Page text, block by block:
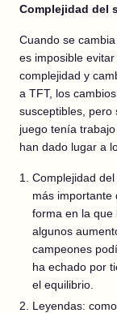
Complejidad del
Cuando se
es imposible
complejidad y
a TFT, los
susceptibles, pero
juego tenía
han dado lugar a
Complejidad
más importante
forma en la que
algunos
campeones
ha echado por
el equilibrio.
Leyendas: